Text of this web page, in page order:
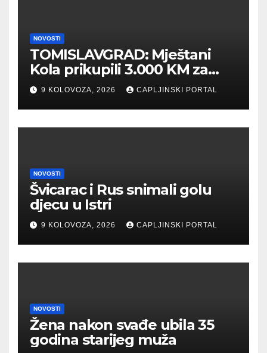
NOVOSTI
TOMISLAVGRAD: Mještani
Kola prikupili 3.000 KM za
“Kuću nade” u Mostaru
9 KOLOVOZA, 2026 CAPLJINSKI PORTAL
NOVOSTI
Švicarac i Rus snimali golu
djecu u Istri
9 KOLOVOZA, 2026 CAPLJINSKI PORTAL
NOVOSTI
Žena nakon svađe ubila 35
godina starijeg muža